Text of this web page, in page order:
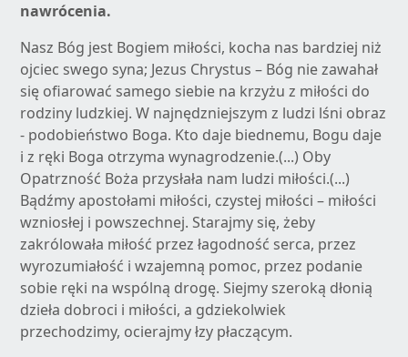
nawrócenia.
Nasz Bóg jest Bogiem miłości, kocha nas bardziej niż
ojciec swego syna; Jezus Chrystus – Bóg nie zawahał
się ofiarować samego siebie na krzyżu z miłości do
rodziny ludzkiej. W najnędzniejszym z ludzi lśni obraz
- podobieństwo Boga. Kto daje biednemu, Bogu daje
i z ręki Boga otrzyma wynagrodzenie.(...) Oby
Opatrzność Boża przysłała nam ludzi miłości.(...)
Bądźmy apostołami miłości, czystej miłości – miłości
wzniosłej i powszechnej. Starajmy się, żeby
zakrólowała miłość przez łagodność serca, przez
wyrozumiałość i wzajemną pomoc, przez podanie
sobie ręki na wspólną drogę. Siejmy szeroką dłonią
dzieła dobroci i miłości, a gdziekolwiek
przechodzimy, ocierajmy łzy płaczącym.